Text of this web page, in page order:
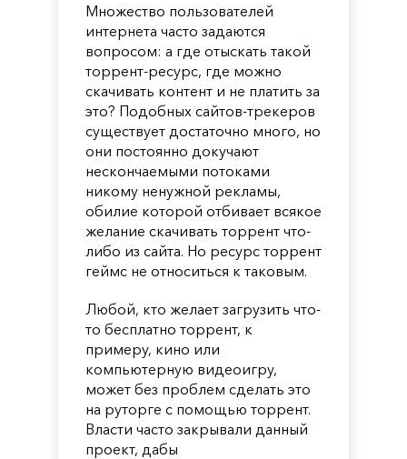
Множество пользователей
интернета часто задаются
вопросом: а где отыскать такой
торрент-ресурс, где можно
скачивать контент и не платить за
это? Подобных сайтов-трекеров
существует достаточно много, но
они постоянно докучают
нескончаемыми потоками
никому ненужной рекламы,
обилие которой отбивает всякое
желание скачивать торрент что-
либо из сайта. Но ресурс торрент
геймс не относиться к таковым.
Любой, кто желает загрузить что-
то бесплатно торрент, к
примеру, кино или
компьютерную видеоигру,
может без проблем сделать это
на руторге с помощью торрент.
Власти часто закрывали данный
проект, дабы